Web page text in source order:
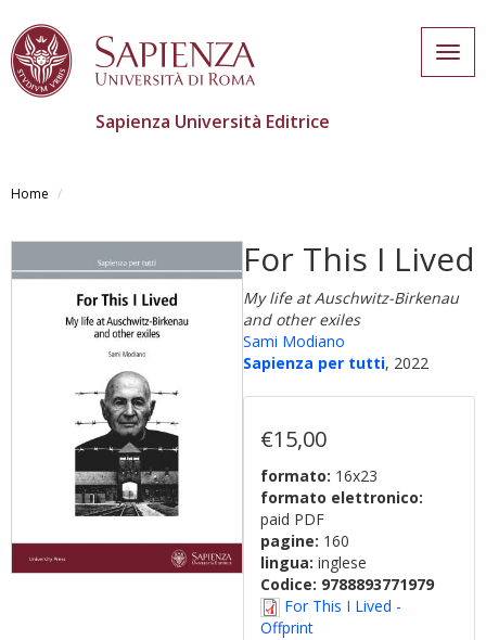
contenuto
Sapienza Università Editrice
Home
For This I Lived
My life at Auschwitz-Birkenau
and other exiles
Sami Modiano
Sapienza per tutti, 2022
€15,00
formato: 16x23
formato elettronico:
paid PDF
pagine: 160
lingua: inglese
Codice: 9788893771979
For This I Lived -
Offprint